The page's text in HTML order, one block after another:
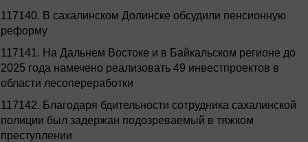
117140. В сахалинском Долинске обсудили пенсионную
реформу
117141. На Дальнем Востоке и в Байкальском регионе до
2025 года намечено реализовать 49 инвестпроектов в
области лесопереработки
117142. Благодаря бдительности сотрудника сахалинской
полиции был задержан подозреваемый в тяжком
преступлении